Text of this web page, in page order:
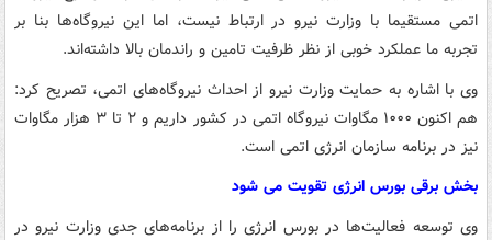
اتمی مستقیما با وزارت نیرو در ارتباط نیست، اما این نیروگاه‌ها بنا بر
تجربه ما عملکرد خوبی از نظر ظرفیت تامین و راندمان بالا داشته‌اند.
وی با اشاره به حمایت وزارت نیرو از احداث نیروگاه‌های اتمی، تصریح کرد:
هم اکنون ۱۰۰۰ مگاوات نیروگاه اتمی در کشور داریم و ۲ تا ۳ هزار مگاوات
نیز در برنامه سازمان انرژی اتمی است.
بخش برقی بورس انرژی تقویت می شود
وی توسعه فعالیت‌ها در بورس انرژی را از برنامه‌های جدی وزارت نیرو در